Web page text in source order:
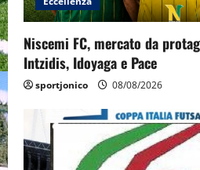
Niscemi FC, mercato da
Intzidis, Idoyaga e Pace
sportjonico 08/08/2026